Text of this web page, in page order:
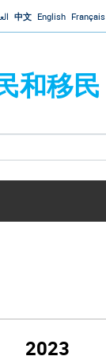
Jump to navigation
中文 English Français
和移民
2023